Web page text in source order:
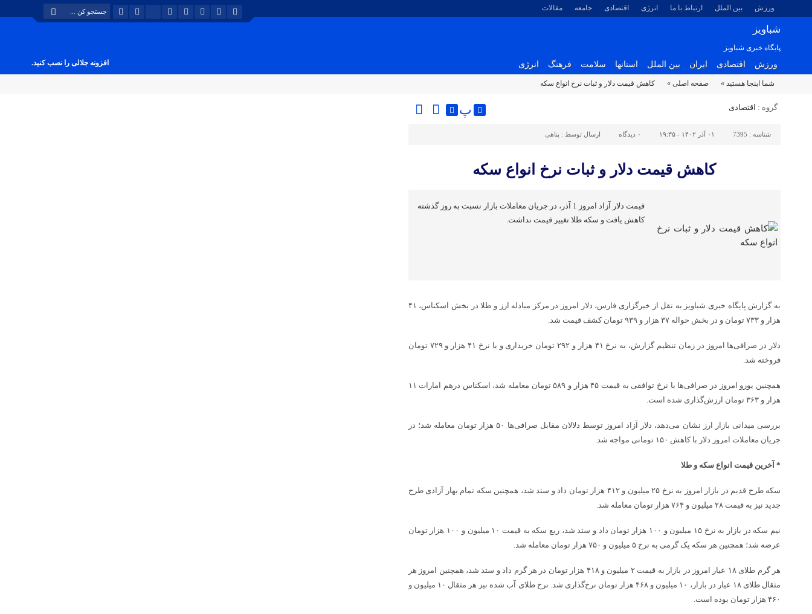
ورزش بین الملل ارتباط با ما انرژی اقتصادی جامعه مقالات
شباویز
پایگاه خبری شباویز
ورزش اقتصادی ایران بین الملل استانها سلامت فرهنگ انرژی افزونه جلالی را نصب کنید.
شما اینجا هستید » صفحه اصلی » کاهش قیمت دلار و ثبات نرخ انواع سکه
گروه : اقتصادی پ
شناسه : 7395 ۰۱ آذر ۱۴۰۲ - ۱۹:۳۵ ۰ دیدگاه ارسال توسط : پناهی
کاهش قیمت دلار و ثبات نرخ انواع سکه
قیمت دلار آزاد امروز 1 آذر، در جریان معاملات بازار نسبت به روز گذشته
کاهش یافت و سکه طلا تغییر قیمت نداشت.
به گزارش پایگاه خبری شباویز به نقل از خبرگزاری فارس، دلار امروز در مرکز مبادله ارز و طلا در بخش اسکناس، ۴۱
هزار و ۷۳۳ تومان و در بخش حواله‌ ۳۷ هزار و ۹۳۹ تومان کشف قیمت شد‌.
دلار در ‌‌صرافی‌ها امروز در زمان تنظیم گزارش، به نرخ ۴۱ هزار و ۲۹۲ تومان خریداری و با نرخ ۴۱ هزار و ۷۲۹ تومان
فروخته شد.
همچنین ‌یورو امروز در صرافی‌ها با نرخ توافقی به قیمت ۴۵ هزار و ۵۸۹ تومان معامله شد، اسکناس درهم امارات ۱۱
هزار و ۳۶۳ تومان ارزش‌گذاری شده است.
بررسی میدانی بازار ارز نشان می‌دهد‌،‌ دلار آزاد امروز توسط دلالان مقابل صرافی‌ها ۵۰ هزار تومان معامله شد؛ در
جریان معاملات امروز دلار با کاهش ۱۵۰ تومانی ‌مواجه شد.
* آخرین قیمت انواع سکه و طلا
سکه طرح قدیم‌ در بازار امروز به نرخ ۲۵ میلیون و ۴۱۲ هزار تومان داد و ستد شد، همچنین سکه تمام بهار آزادی طرح
جدید نیز به قیمت ۲۸ میلیون و ۷۶۴ هزار تومان معامله شد.
نیم سکه در بازار به نرخ ۱۵ میلیون و ۱۰۰ هزار تومان داد و ستد شد، ربع سکه به قیمت ۱۰ میلیون و ۱۰۰ هزار تومان
عرضه شد؛ همچنین هر سکه یک گرمی به نرخ ۵ میلیون و ۷۵۰ هزار تومان معامله شد.
هر گرم طلای ۱۸ عیار امروز در بازار به قیمت ۲ میلیون و ۴۱۸ هزار تومان در هر گرم داد و ستد شد‌، همچنین امروز هر
مثقال طلای ۱۸ عیار در بازار، ۱۰ میلیون و ۴۶۸ هزار تومان نرخ‌گذاری شد. نرخ طلای آب شده نیز هر مثقال ۱۰ میلیون و
۴۶۰ هزار تومان بوده است.